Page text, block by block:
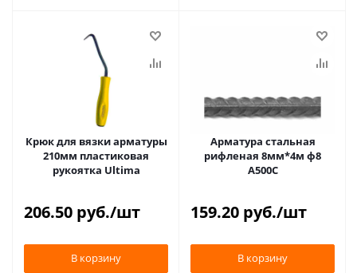
Крюк для вязки арматуры
210мм пластиковая
рукоятка Ultima
206.50 руб./шт
В корзину
Арматура стальная
рифленая 8мм*4м ф8
А500С
159.20 руб./шт
В корзину